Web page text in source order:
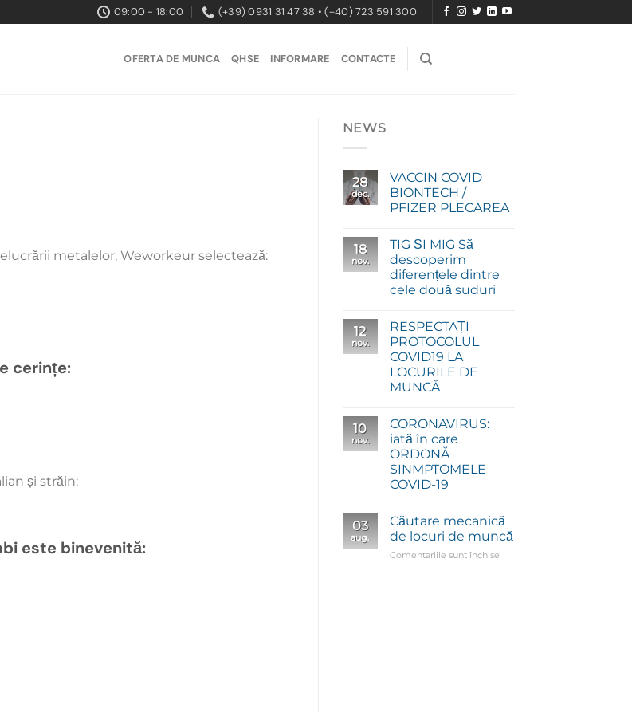
09:00 - 18:00 (+39) 0931 31 47 38 • (+40) 723 591 300
OFERTA DE MUNCA QHSE INFORMARE CONTACTE
metalelor, Weworkeur selectează:
cerințe:
și străin;
este binevenită:
NEWS
28
dec.
VACCIN COVID
BIONTECH /
PFIZER PLECAREA
18
nov.
TIG ȘI MIG Să
descoperim
diferențele dintre
cele două suduri
12
nov.
RESPECTAȚI
PROTOCOLUL
COVID19 LA
LOCURILE DE
MUNCĂ
10
nov.
CORONAVIRUS:
iată în care
ORDONĂ
SINMPTOMELE
COVID-19
03
aug.
Căutare mecanică
de locuri de muncă
Comentariile sunt închisepentru